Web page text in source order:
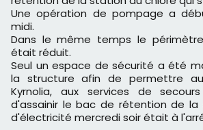
Une opération de pompage a
midi.
Dans le même temps le
était réduit.
Seul un espace de sécurité a été
la structure afin de permettre
Kyrnolia, aux services de
d'assainir le bac de rétention de la
d'électricité mercredi soir était à